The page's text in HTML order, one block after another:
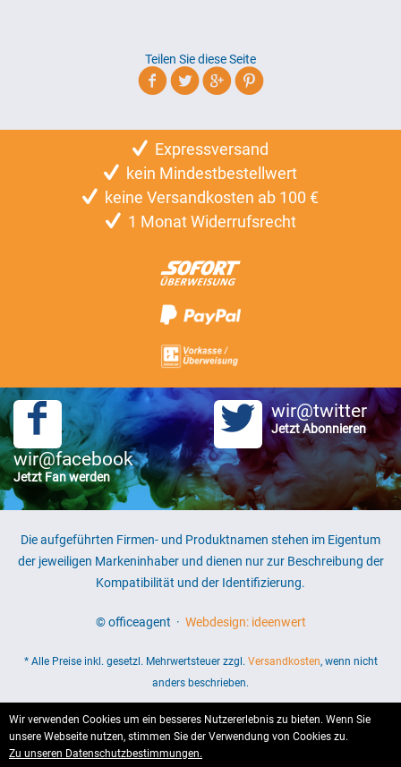
Teilen Sie diese Seite
Expressversand
kein Mindestbestellwert
keine Versandkosten ab 100 €
1 Monat Widerrufsrecht
wir@facebook
Jetzt Fan werden
wir@twitter
Jetzt Abonnieren
Die aufgeführten Firmen- und Produktnamen stehen im Eigentum
der jeweiligen Markeninhaber und dienen nur zur Beschreibung der
Kompatibilität und der Identifizierung.
© officeagent · Webdesign: ideenwert
* Alle Preise inkl. gesetzl. Mehrwertsteuer zzgl. Versandkosten, wenn nicht
anders beschrieben.
Wir verwenden Cookies um ein besseres Nutzererlebnis zu bieten. Wenn Sie
unsere Webseite nutzen, stimmen Sie der Verwendung von Cookies zu.
Zu unseren Datenschutzbestimmungen.